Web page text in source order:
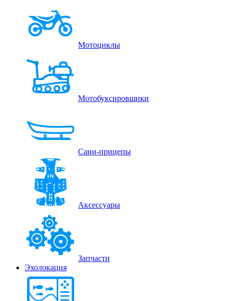
Мотоциклы
Мотобуксировщики
Сани-прицепы
Аксессуары
Запчасти
Эхолокация